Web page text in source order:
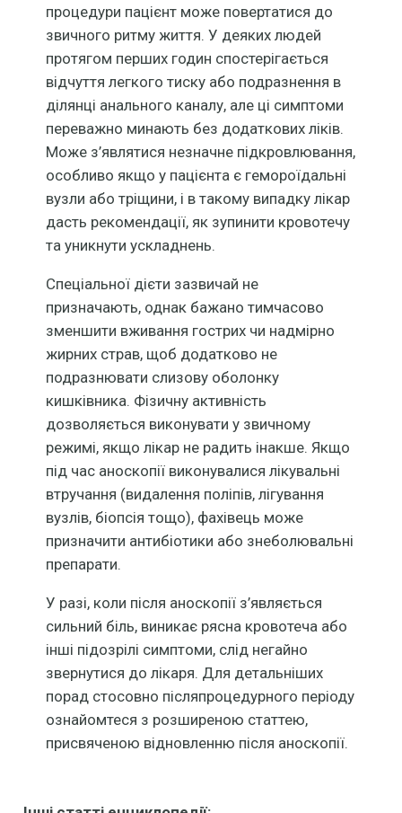
процедури пацієнт може повертатися до
звичного ритму життя. У деяких людей
протягом перших годин спостерігається
відчуття легкого тиску або подразнення в
ділянці анального каналу, але ці симптоми
переважно минають без додаткових ліків.
Може з’являтися незначне підкровлювання,
особливо якщо у пацієнта є гемороїдальні
вузли або тріщини, і в такому випадку лікар
дасть рекомендації, як зупинити кровотечу
та уникнути ускладнень.
Спеціальної дієти зазвичай не
призначають, однак бажано тимчасово
зменшити вживання гострих чи надмірно
жирних страв, щоб додатково не
подразнювати слизову оболонку
кишківника. Фізичну активність
дозволяється виконувати у звичному
режимі, якщо лікар не радить інакше. Якщо
під час аноскопії виконувалися лікувальні
втручання (видалення поліпів, лігування
вузлів, біопсія тощо), фахівець може
призначити антибіотики або знеболювальні
препарати.
У разі, коли після аноскопії з’являється
сильний біль, виникає рясна кровотеча або
інші підозрілі симптоми, слід негайно
звернутися до лікаря. Для детальніших
порад стосовно післяпроцедурного періоду
ознайомтеся з розширеною статтею,
присвяченою відновленню після аноскопії.